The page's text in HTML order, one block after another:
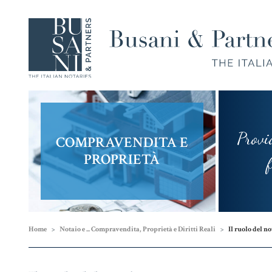
Compravendita
Finanziamenti
Famiglia,
Unioni
Civili e
Successioni
COMPRAVENDITA E
PROPRIETÀ
Home Notaio e ... Compravendita, Proprietà e Diritti Reali Il ruolo del